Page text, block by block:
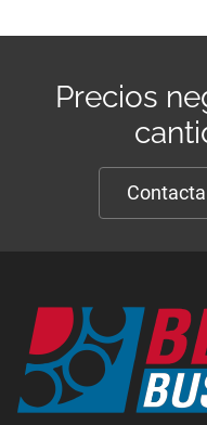
Precios